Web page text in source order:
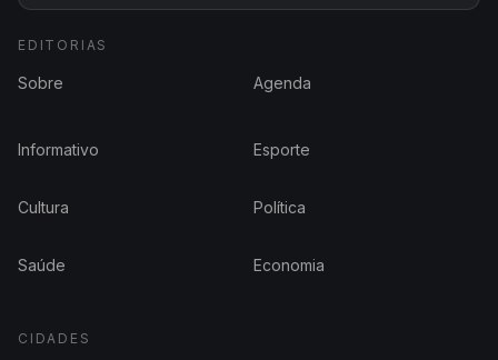
EDITORIAS
Sobre Agenda
Informativo Esporte
Cultura Política
Saúde Economia
CIDADES